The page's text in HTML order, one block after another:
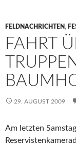
FELDNACHRICHTEN,
FAHRT
29. AUGUST 2009
Am letzten